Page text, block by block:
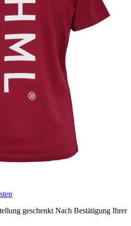
geschenkt Nach Bestätigung Ihrer